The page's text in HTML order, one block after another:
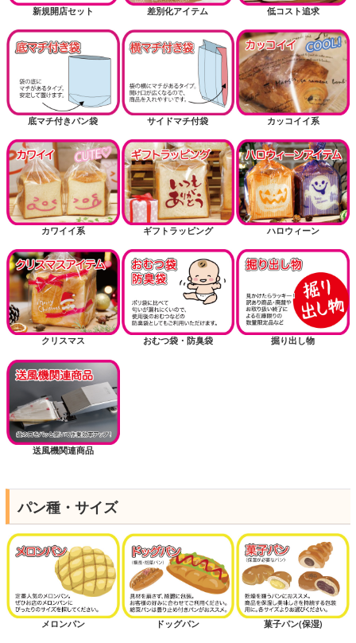
新規開店セット 差別化アイテム 低コスト追求
底マチ付きパン袋 サイドマチ付袋 カッコイイ系
カワイイ系 ギフトラッピング ハロウィーン
クリスマス おむつ袋・防臭袋 掘り出し物
送風機関連商品
パン種・サイズ
メロンパン ドッグパン 菓子パン(保湿)